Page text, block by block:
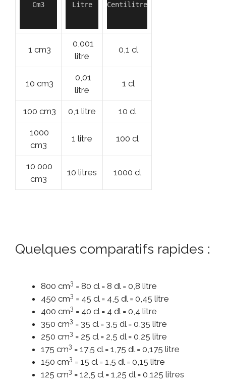
Cm3 Litre Centilitre
1 cm3
0,001
litre
0,1 cl
10 cm3
0,01
litre
1 cl
100 cm3 0,1 litre 10 cl
1000
cm3
1 litre 100 cl
10 000
cm3
10 litres 1000 cl
Quelques comparatifs rapides :
800 cm3 = 80 cl = 8 dl = 0,8 litre
450 cm3 = 45 cl = 4,5 dl = 0,45 litre
400 cm3 = 40 cl = 4 dl = 0,4 litre
350 cm3 = 35 cl = 3,5 dl = 0,35 litre
250 cm3 = 25 cl = 2,5 dl = 0,25 litre
175 cm3 = 17,5 cl = 1,75 dl = 0,175 litre
150 cm3 = 15 cl = 1,5 dl = 0,15 litre
125 cm3 = 12,5 cl = 1,25 dl = 0,125 litres